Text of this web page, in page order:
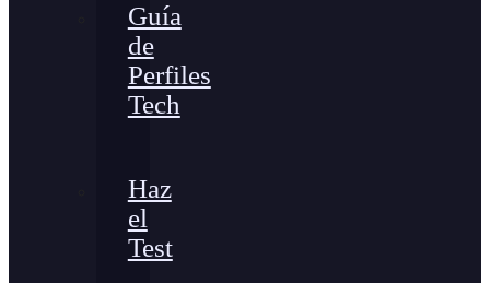
Guía
de
Perfiles
Tech
Haz
el
Test